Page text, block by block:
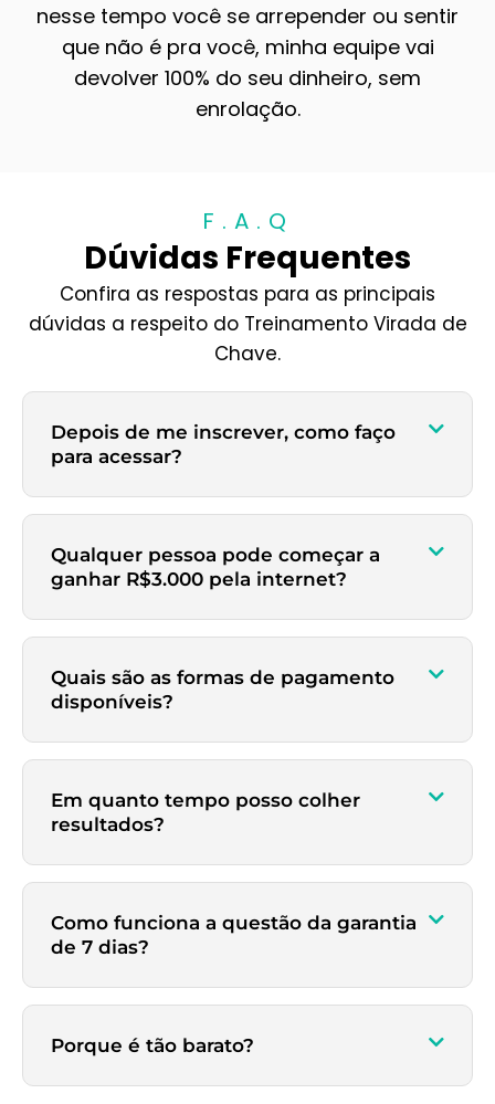
nesse tempo você se arrepender ou sentir
que não é pra você, minha equipe vai
devolver 100% do seu dinheiro, sem
enrolação.
F.A.Q
Dúvidas Frequentes
Confira as respostas para as principais
dúvidas a respeito do Treinamento Virada de
Chave.
Depois de me inscrever, como faço
para acessar?
Qualquer pessoa pode começar a
ganhar R$3.000 pela internet?
Quais são as formas de pagamento
disponíveis?
Em quanto tempo posso colher
resultados?
Como funciona a questão da garantia
de 7 dias?
Porque é tão barato?